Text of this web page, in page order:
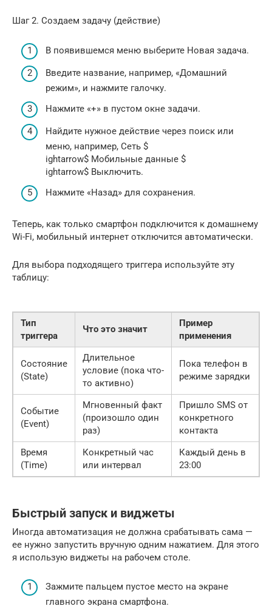
Шаг 2. Создаем задачу (действие)
В появившемся меню выберите Новая задача.
Введите название, например, «Домашний
режим», и нажмите галочку.
Нажмите «+» в пустом окне задачи.
Найдите нужное действие через поиск или
меню, например, Сеть $
ightarrow$ Мобильные данные $
ightarrow$ Выключить.
Нажмите «Назад» для сохранения.
Теперь, как только смартфон подключится к домашнему
Wi-Fi, мобильный интернет отключится автоматически.
Для выбора подходящего триггера используйте эту
таблицу:
Тип
триггера
Что это значит
Пример
применения
Состояние
(State)
Длительное
условие (пока что-
то активно)
Пока телефон в
режиме зарядки
Событие
(Event)
Мгновенный факт
(произошло один
раз)
Пришло SMS от
конкретного
контакта
Время
(Time)
Конкретный час
или интервал
Каждый день в
23:00
Быстрый запуск и виджеты
Иногда автоматизация не должна срабатывать сама —
ее нужно запустить вручную одним нажатием. Для этого
я использую виджеты на рабочем столе.
Зажмите пальцем пустое место на экране
главного экрана смартфона.